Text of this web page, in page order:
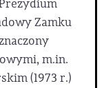
Zamku
m.in.
(1973 r.)